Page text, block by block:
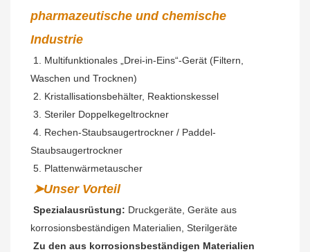
pharmazeutische und chemische
Industrie
Waschen und Trocknen)
2. Kristallisationsbehälter, Reaktionskessel
3. Steriler Doppelkegeltrockner
Staubsaugertrockner
5. Plattenwärmetauscher
➤Unser Vorteil
Spezialausrüstung: Druckgeräte, Geräte aus
korrosionsbeständigen Materialien, Sterilgeräte
Zu den aus korrosionsbeständigen Materialien